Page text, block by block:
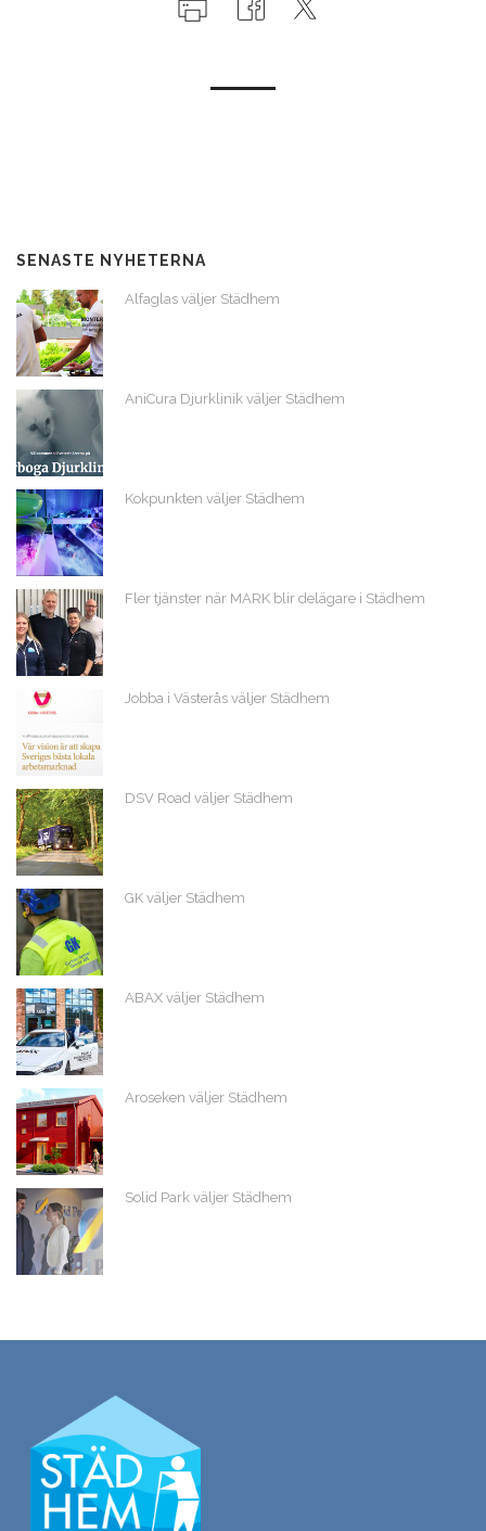
SENASTE NYHETERNA
Alfaglas väljer Städhem
AniCura Djurklinik väljer Städhem
Kokpunkten väljer Städhem
Fler tjänster när MARK blir delägare i Städhem
Jobba i Västerås väljer Städhem
DSV Road väljer Städhem
GK väljer Städhem
ABAX väljer Städhem
Aroseken väljer Städhem
Solid Park väljer Städhem